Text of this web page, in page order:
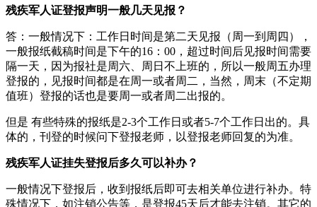
残疾军人证登报声明一般几天见报？
答：一般情况下：工作日时间是第二天见报（周一到周四），
一般报纸截稿时间是下午的16：00，超过时间后见报时间需要
隔一天，因为报社是周六、周日不上班的，所以一般周五办理
登报的，见报时间都是在周一或者周二，当然，周末（不定期
值班）登报的话也是要周一或者周二出报的。
但是 有些特殊的报纸是2-3个工作日或者5-7个工作日出的。具
体的，刊登的时候问下登报老师，以登报老师回复的为准。
残疾军人证挂失登报后多久可以补办？
一般情况下登报后，收到报纸后即可去相关单位进行补办。特
殊情况下，如注销公告等，是登报45天后才能去注销。其它的